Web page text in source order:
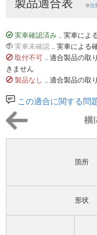
製品適合表 ※注
実車確認済み .. 実車によ
実車未確認 .. 実車による
取付不可 .. 適合製品の取
きません
製品なし .. 適合製品の取
この適合に関する問
箇所
形状